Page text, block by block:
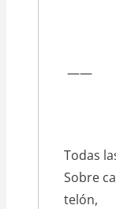
——
Todas
Sobre
telón,